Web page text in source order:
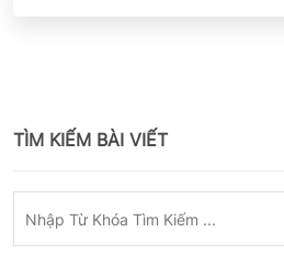
TÌM KIẾM BÀI VIẾT